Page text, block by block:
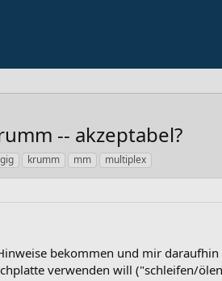
-- akzeptabel?
krumm mm multiplex
bekommen und mir
verwenden will ("schleifen/